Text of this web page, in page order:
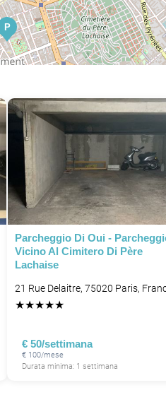
P
P
P
P
Parcheggio Di Oui -
Vicino Al Cimitero Di Père
Lachaise
21 Rue Delaitre, 75020 Paris,
★★★★★
€ 50/settimana
€ 100/mese
Durata minima: 1 settimana